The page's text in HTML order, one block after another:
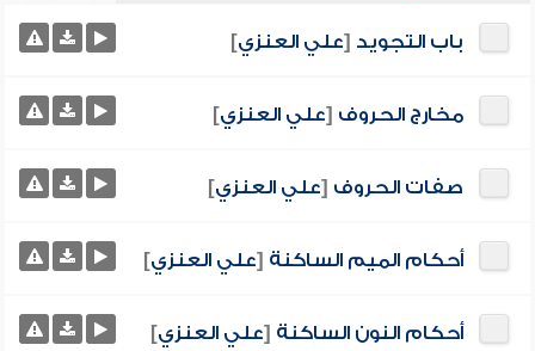
باب التجويد [علي العنزي]
مخارج الحروف [علي العنزي]
صفات الحروف [علي العنزي]
أحكام الميم الساكنة [علي العنزي]
أحكام النون الساكنة [علي العنزي]